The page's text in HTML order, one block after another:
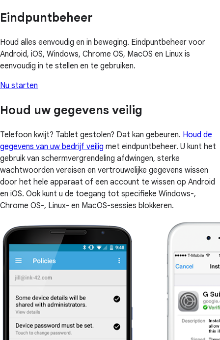
Eindpuntbeheer
Houd alles eenvoudig en in beweging. Eindpuntbeheer voor
Android, iOS, Windows, Chrome OS, MacOS en Linux is
eenvoudig in te stellen en te gebruiken.
Nu starten
Houd uw gegevens veilig
Telefoon kwijt? Tablet gestolen? Dat kan gebeuren. Houd de
gegevens van uw bedrijf veilig met eindpuntbeheer. U kunt het
gebruik van schermvergrendeling afdwingen, sterke
wachtwoorden vereisen en vertrouwelijke gegevens wissen
door het hele apparaat of een account te wissen op Android
en iOS. Ook kunt u de toegang tot specifieke Windows-,
Chrome OS-, Linux- en MacOS-sessies blokkeren.